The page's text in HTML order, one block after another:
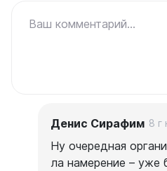
Ваш комментарий...
Денис Сирафим 8 г
Ну очередная
ла намерение – уже